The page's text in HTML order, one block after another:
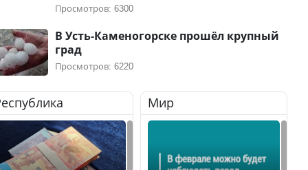
Просмотров: 6300
В Усть-Каменогорске прошёл крупный
град
Просмотров: 6220
Мир